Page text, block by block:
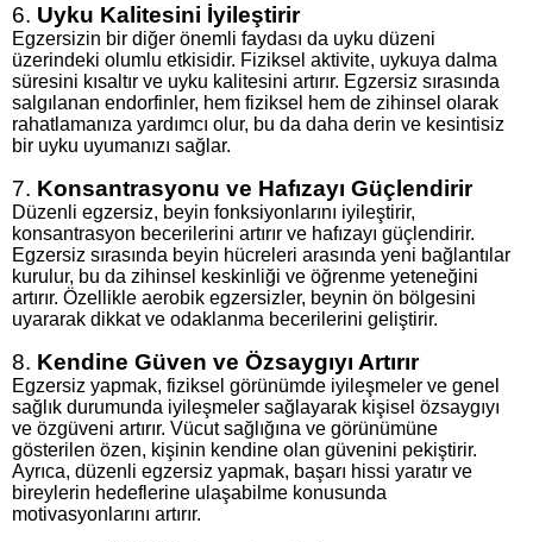
6. Uyku Kalitesini İyileştirir
Egzersizin bir diğer önemli faydası da uyku düzeni
üzerindeki olumlu etkisidir. Fiziksel aktivite, uykuya dalma
süresini kısaltır ve uyku kalitesini artırır. Egzersiz sırasında
salgılanan endorfinler, hem fiziksel hem de zihinsel olarak
rahatlamanıza yardımcı olur, bu da daha derin ve kesintisiz
bir uyku uyumanızı sağlar.
7. Konsantrasyonu ve Hafızayı Güçlendirir
Düzenli egzersiz, beyin fonksiyonlarını iyileştirir,
konsantrasyon becerilerini artırır ve hafızayı güçlendirir.
Egzersiz sırasında beyin hücreleri arasında yeni bağlantılar
kurulur, bu da zihinsel keskinliği ve öğrenme yeteneğini
artırır. Özellikle aerobik egzersizler, beynin ön bölgesini
uyararak dikkat ve odaklanma becerilerini geliştirir.
8. Kendine Güven ve Özsaygıyı Artırır
Egzersiz yapmak, fiziksel görünümde iyileşmeler ve genel
sağlık durumunda iyileşmeler sağlayarak kişisel özsaygıyı
ve özgüveni artırır. Vücut sağlığına ve görünümüne
gösterilen özen, kişinin kendine olan güvenini pekiştirir.
Ayrıca, düzenli egzersiz yapmak, başarı hissi yaratır ve
bireylerin hedeflerine ulaşabilme konusunda
motivasyonlarını artırır.